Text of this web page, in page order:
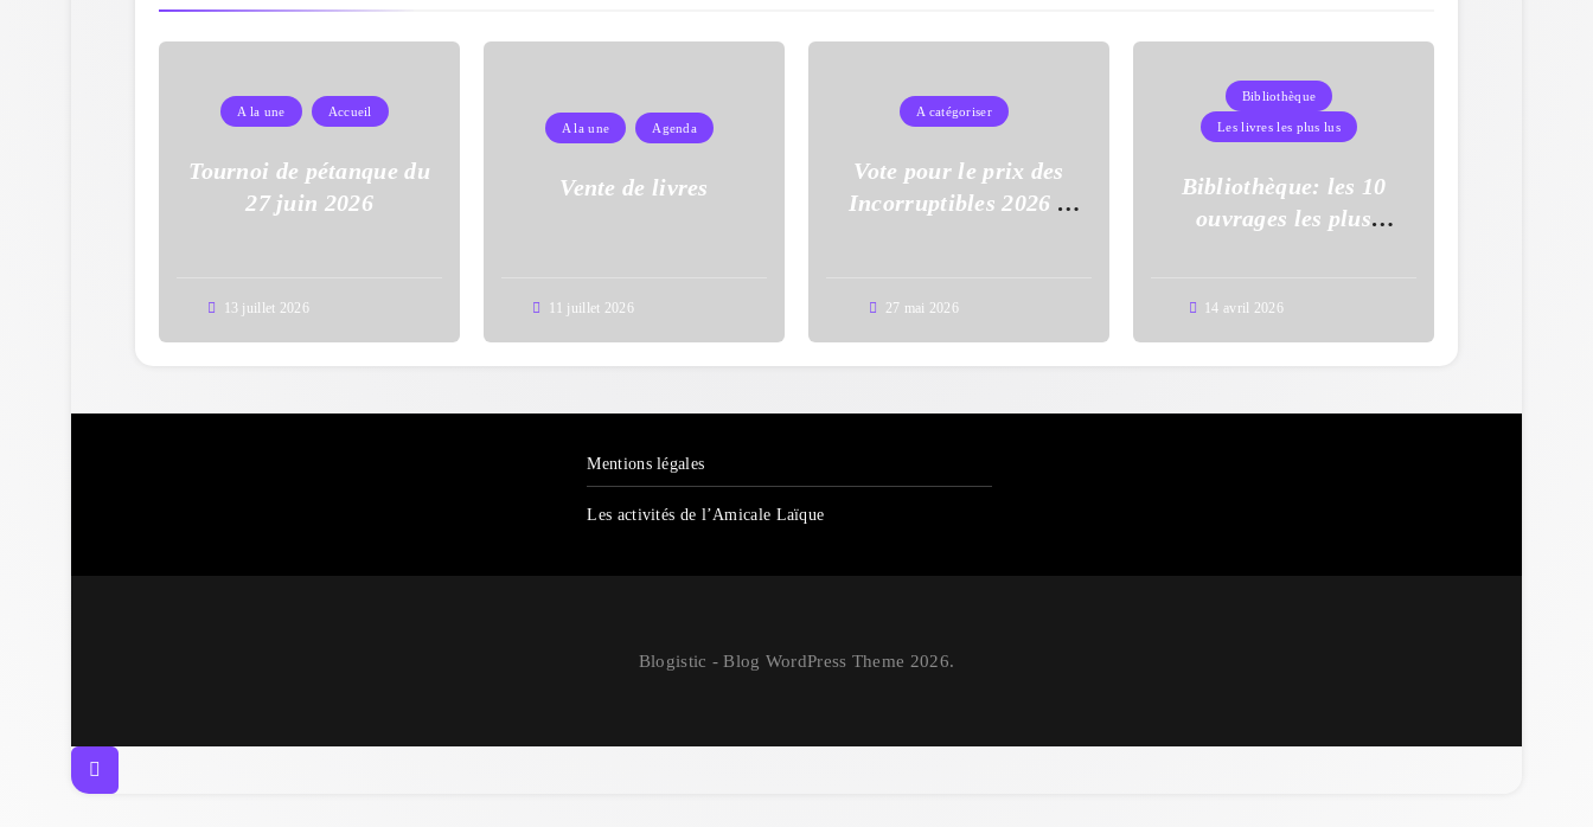
A la une Accueil
Tournoi de pétanque du
27 juin 2026
13 juillet 2026
A la une Agenda
Vente de livres
11 juillet 2026
A catégoriser
Vote pour le prix des
Incorruptibles 2026 à
27 mai 2026
Bibliothèque
Les livres les plus lus
Bibliothèque: les 10
ouvrages les plus
14 avril 2026
Mentions légales
Les activités de l’Amicale Laïque
Blogistic - Blog WordPress Theme 2026.